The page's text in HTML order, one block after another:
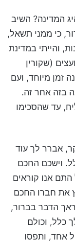
המדינה? השיב
כי ממני תשאל,
והייתי במדינת
(שקורין
זמן מיוחד, ועם
בזה אחר זה.
עד שהסכימו
אברר לך עוד
וישכם החכם
אנו קוראים
את חברו החכם
הדבר בברור,
כלל, וכולם
אחד, ותפסו